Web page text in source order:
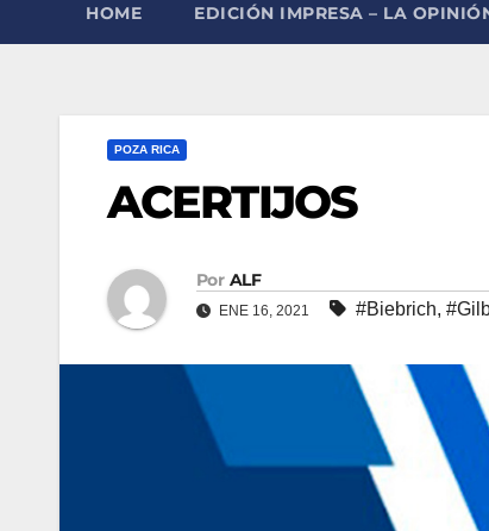
HOME EDICIÓN IMPRESA – LA
POZA RICA
ACERTIJOS
Por ALF
ENE 16, 2021 #Biebrich,